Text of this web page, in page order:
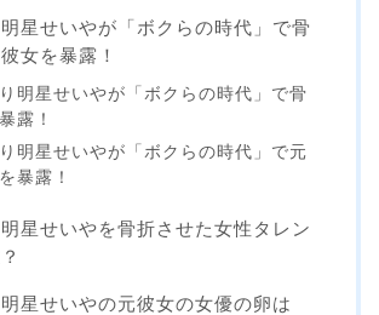
星せいやが「ボクらの時代」で骨
女を暴露！
明星せいやが「ボクらの時代」で骨
露！
明星せいやが「ボクらの時代」で元
暴露！
星せいやを骨折させた女性タレン
星せいやの元彼女の女優の卵は